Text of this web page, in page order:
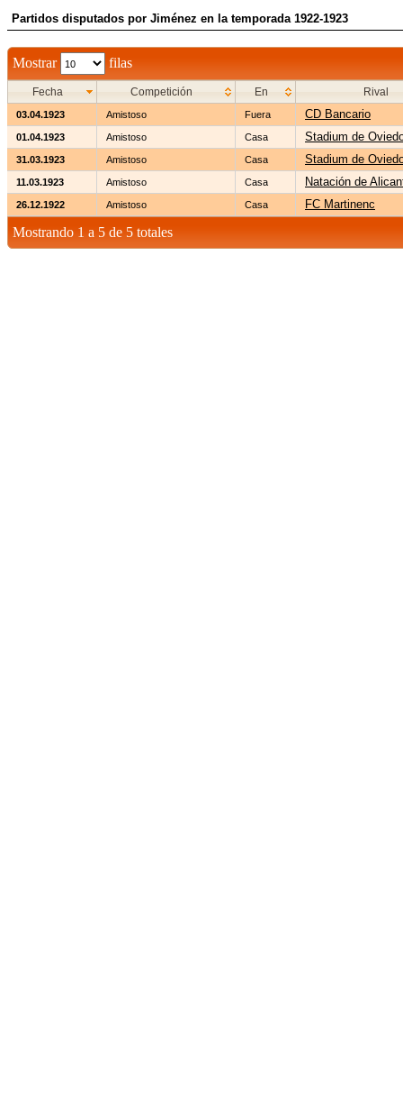
Partidos disputados por Jiménez en la temporada 1922-1923
Mostrar filas
Fecha Competición En Rival
03.04.1923 Amistoso Fuera CD Bancario
01.04.1923 Amistoso Casa Stadium de
31.03.1923 Amistoso Casa Stadium de
11.03.1923 Amistoso Casa Natación de
26.12.1922 Amistoso Casa FC Martinenc
Mostrando 1 a 5 de 5 totales